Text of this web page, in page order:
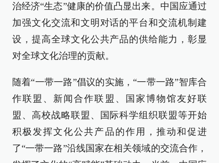
治经济“生态”健康的价值凸显出来。中国应通过
加强文化交流和文明对话的平台和交流机制建
设，提高全球文化公共产品的供给能力，彰显
对全球文化治理的贡献。
随着“一带一路”倡议的实施，“一带一路”智库合
作联盟、新闻合作联盟、国家博物馆友好联
盟、高校战略联盟、国际科学组织联盟等开始
积极发挥文化公共产品的作用，推动和促进
了“一带一路”沿线国家在相关领域的交流合作，